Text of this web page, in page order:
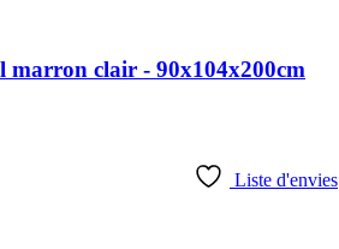
marron clair - 90x104x200cm
Liste d'envies